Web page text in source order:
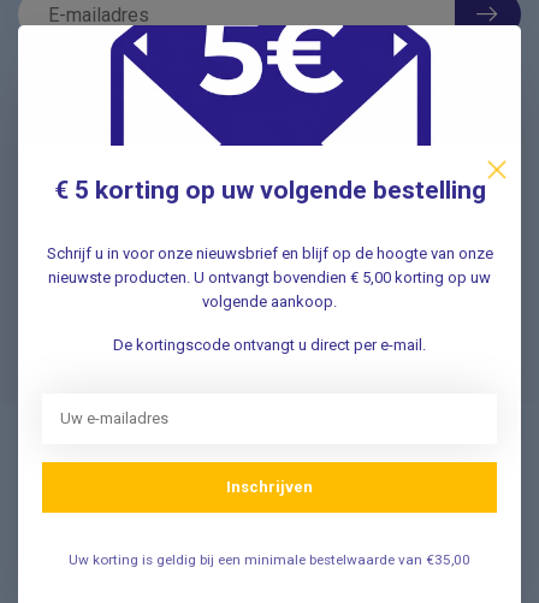
Vragen? Wij helpen graag!
✔ Snelle antwoorden op veelgestelde vragen ✔ Direct
aankoop!
Klantenservice
Veelgestelde Vragen
Vosmedisch.nl - A. Vos en Zoons B.V.
Medische en Thuiszorg artikelen
€ 5 korting op uw volgende bestelling
Schrijf u in voor onze nieuwsbrief en blijf op de hoogte van onze
nieuwste producten. U ontvangt bovendien € 5,00 korting op uw
volgende aankoop.
De kortingscode ontvangt u direct per e-mail.
Inschrijven
Uw korting is geldig bij een minimale bestelwaarde van €35,00